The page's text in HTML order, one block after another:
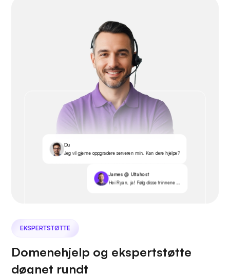
Du
Jeg vil gjerne oppgradere serveren min. Kan dere hjelpe?
James @ Ultahost
Hei Ryan, ja! Følg disse trinnene ...
EKSPERTSTØTTE
Domenehjelp og ekspertstøtte
døgnet rundt